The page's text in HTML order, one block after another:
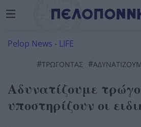
Pelop News - LIFE
#ΤΡΩΓΟΝΤΑΣ #
Αδυνατίζουμε
υποστηρίζουν οι